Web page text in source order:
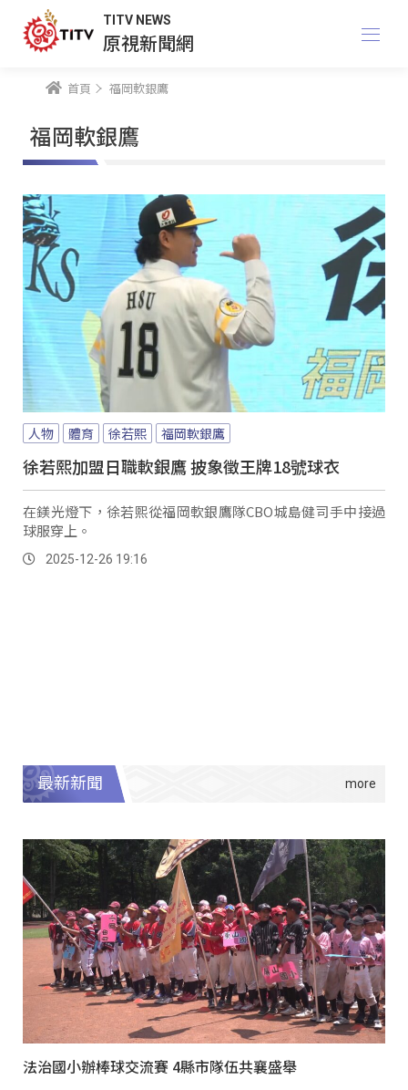
TITV NEWS
原視新聞網
首頁 福岡軟銀鷹
福岡軟銀鷹
人物 體育 徐若熙 福岡軟銀鷹
徐若熙加盟日職軟銀鷹 披象徵王牌18號球衣
在鎂光燈下，徐若熙從福岡軟銀鷹隊CBO城島健司手中接過
球服穿上。
2025-12-26 19:16
最新新聞
法治國小辦棒球交流賽 4縣市隊伍共襄盛舉